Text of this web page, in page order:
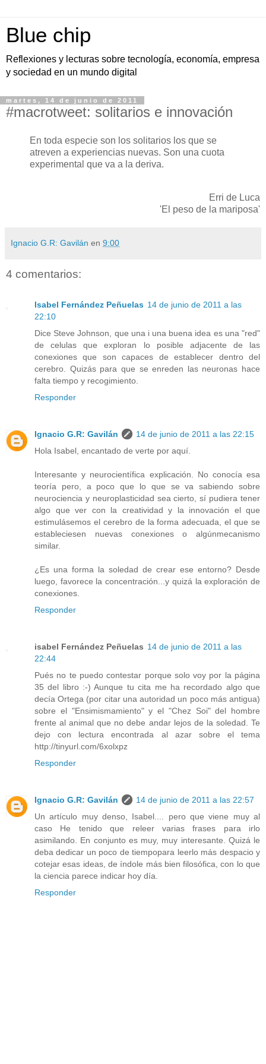
Blue chip
Reflexiones y lecturas sobre tecnología, economía, empresa
y sociedad en un mundo digital
martes, 14 de junio de 2011
#macrotweet: solitarios e innovación
En toda especie son los solitarios los que se
atreven a experiencias nuevas. Son una cuota
experimental que va a la deriva.
Erri de Luca
'El peso de la mariposa'
Ignacio G.R: Gavilán en 9:00
4 comentarios:
Isabel Fernández Peñuelas 14 de junio de 2011 a las
22:10
Dice Steve Johnson, que una i una buena idea es una "red"
de celulas que exploran lo posible adjacente de las
conexiones que son capaces de establecer dentro del
cerebro. Quizás para que se enreden las neuronas hace
falta tiempo y recogimiento.
Responder
Ignacio G.R: Gavilán
14 de junio de 2011 a las 22:15
Hola Isabel, encantado de verte por aquí.
Interesante y neurocientífica explicación. No conocía esa
teoría pero, a poco que lo que se va sabiendo sobre
neurociencia y neuroplasticidad sea cierto, sí pudiera tener
algo que ver con la creatividad y la innovación el que
estimulásemos el cerebro de la forma adecuada, el que se
estableciesen nuevas conexiones o algúnmecanismo
similar.
¿Es una forma la soledad de crear ese entorno? Desde
luego, favorece la concentración...y quizá la exploración de
conexiones.
Responder
isabel Fernández Peñuelas 14 de junio de 2011 a las
22:44
Pués no te puedo contestar porque solo voy por la página
35 del libro :-) Aunque tu cita me ha recordado algo que
decía Ortega (por citar una autoridad un poco más antigua)
sobre el "Ensimismamiento" y el "Chez Soi" del hombre
frente al animal que no debe andar lejos de la soledad. Te
dejo con lectura encontrada al azar sobre el tema
http://tinyurl.com/6xolxpz
Responder
Ignacio G.R: Gavilán
14 de junio de 2011 a las 22:57
Un artículo muy denso, Isabel.... pero que viene muy al
caso He tenido que releer varias frases para irlo
asimilando. En conjunto es muy, muy interesante. Quizá le
deba dedicar un poco de tiempopara leerlo más despacio y
cotejar esas ideas, de índole más bien filosófica, con lo que
la ciencia parece indicar hoy día.
Responder